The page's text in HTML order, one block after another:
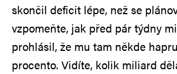
skončil deficit lépe, než se
vzpomeňte, jak před pár týdny
prohlásil, že mu tam někde
procento. Vidíte, kolik miliard